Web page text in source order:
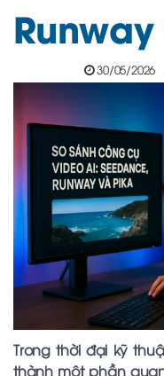
30/05/
Trong thời đại kỹ
thành một phần